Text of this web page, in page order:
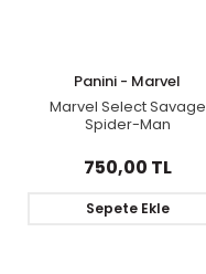
Panini - Marvel
Marvel Select Savage
Spider-Man
750,00 TL
Sepete Ekle